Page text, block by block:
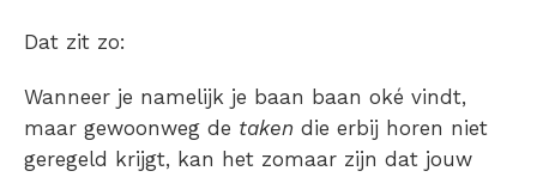
Dat zit zo:
Wanneer je namelijk je baan baan oké vindt,
maar gewoonweg de taken die erbij horen niet
geregeld krijgt, kan het zomaar zijn dat jouw